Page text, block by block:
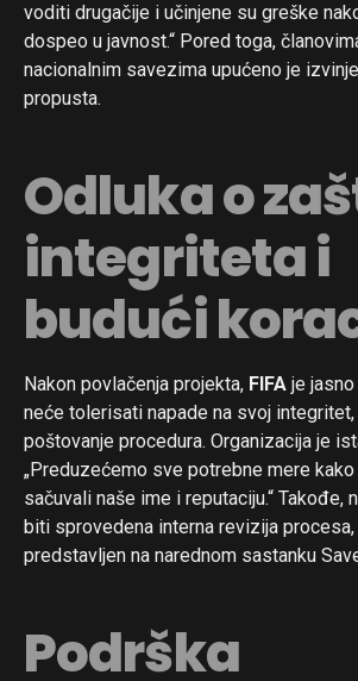
voditi drugačije i učinjene su greške
dospeo u javnost.“ Pored toga,
nacionalnim savezima upućeno je
propusta.
Odluka o
integriteta i
budući
Nakon povlačenja projekta, FIFA je
neće tolerisati napade na svoj
poštovanje procedura. Organizacija je
„Preduzećemo sve potrebne mere
sačuvali naše ime i reputaciju.“ Takođe,
biti sprovedena interna revizija
predstavljen na narednom sastanku
Podrška